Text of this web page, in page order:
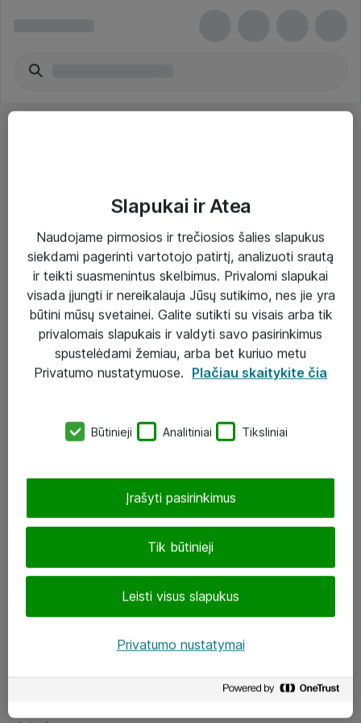
Paslaugos
Sprendimai
Įgyvendinti projektai
Atea ekspertų patarimai verslui
eShop@atea.lt
LinkedIn
Slapukai ir Atea
Naudojame pirmosios ir trečiosios šalies slapukus
siekdami pagerinti vartotojo patirtį, analizuoti srautą
ir teikti suasmenintus skelbimus. Privalomi slapukai
visada įjungti ir nereikalauja Jūsų sutikimo, nes jie yra
būtini mūsų svetainei. Galite sutikti su visais arba tik
privalomais slapukais ir valdyti savo pasirinkimus
spustelėdami žemiau, arba bet kuriuo metu
Privatumo nustatymuose. Plačiau skaitykite čia
Būtinieji Analitiniai Tiksliniai
Tik būtinieji
Leisti visus slapukus
Įrašyti pasirinkimus
Privatumo nustatymai